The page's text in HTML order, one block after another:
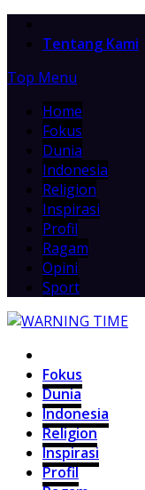
Tentang Kami
Top Menu
Home
Fokus
Dunia
Indonesia
Religion
Inspirasi
Profil
Ragam
Opini
Sport
Fokus
Dunia
Indonesia
Religion
Inspirasi
Profil